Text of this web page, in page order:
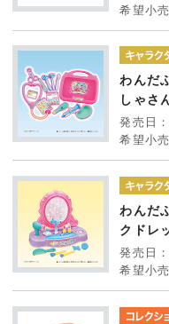
希望小
わんだ
しゃさ
発売日
希望小
わんだ
クドレ
発売日
希望小